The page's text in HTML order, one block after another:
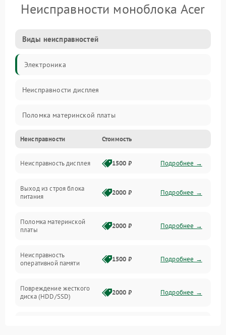
Неисправности моноблока Acer
Виды неисправностей
Электроника
Неисправности дисплея
Поломка материнской платы
Неисправность системы охлаждения
Неисправность BIOS
Повреждение корпуса
Повреждение разъёмов (USB, HDMI и др.)
Поломка видеокарты
Неисправности Стоимость
Неисправность дисплея 1500 ₽ Подробнее →
Выход из строя блока
питания
2000 ₽ Подробнее →
Поломка материнской
платы
2000 ₽ Подробнее →
Неисправность
оперативной памяти
1500 ₽ Подробнее →
Повреждение жесткого
диска (HDD/SSD)
2000 ₽ Подробнее →